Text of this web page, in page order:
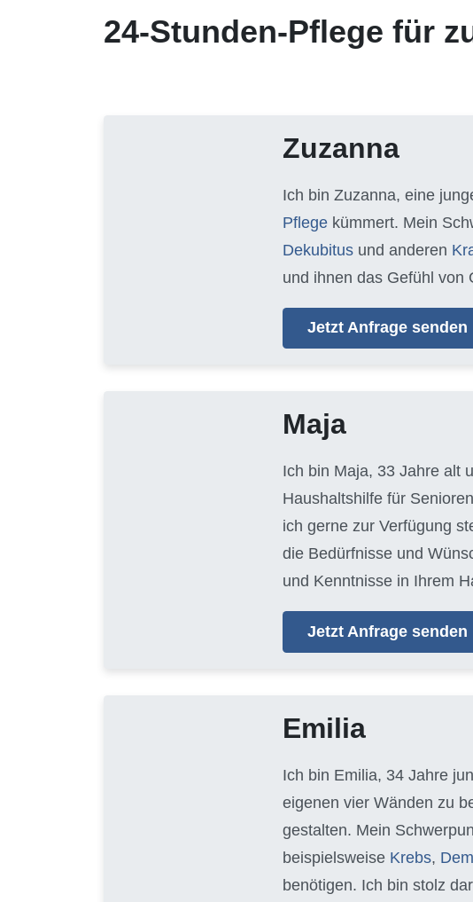
24-Stunden-Pflege für
Zuzanna
Ich bin Zuzanna, eine
Pflege kümmert. Mein
Dekubitus und anderen
und ihnen das Gefühl von
Jetzt Anfrage senden
Maja
Ich bin Maja, 33 Jahre alt
Haushaltshilfe für
ich gerne zur Verfügung
die Bedürfnisse und
und Kenntnisse in Ihrem
Jetzt Anfrage senden
Emilia
Ich bin Emilia, 34 Jahre
eigenen vier Wänden zu
gestalten. Mein
beispielsweise Krebs,
benötigen. Ich bin stolz